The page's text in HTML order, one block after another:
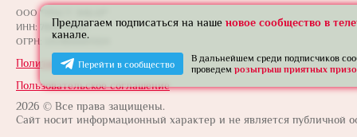
ООО "ТРАСТ ЭНКАР"
ИНН: 7801739565
ОГРН: 1257800005924
Политика конфиденциальности
Пользовательское соглашение
2026 © Все права защищены.
Сайт носит информационный характер и не является публичной
Предлагаем подписаться на наше новое сообщество в
канале.
Перейти в сообщество
В дальнейшем среди подписчиков
проведем розыгрыш приятных